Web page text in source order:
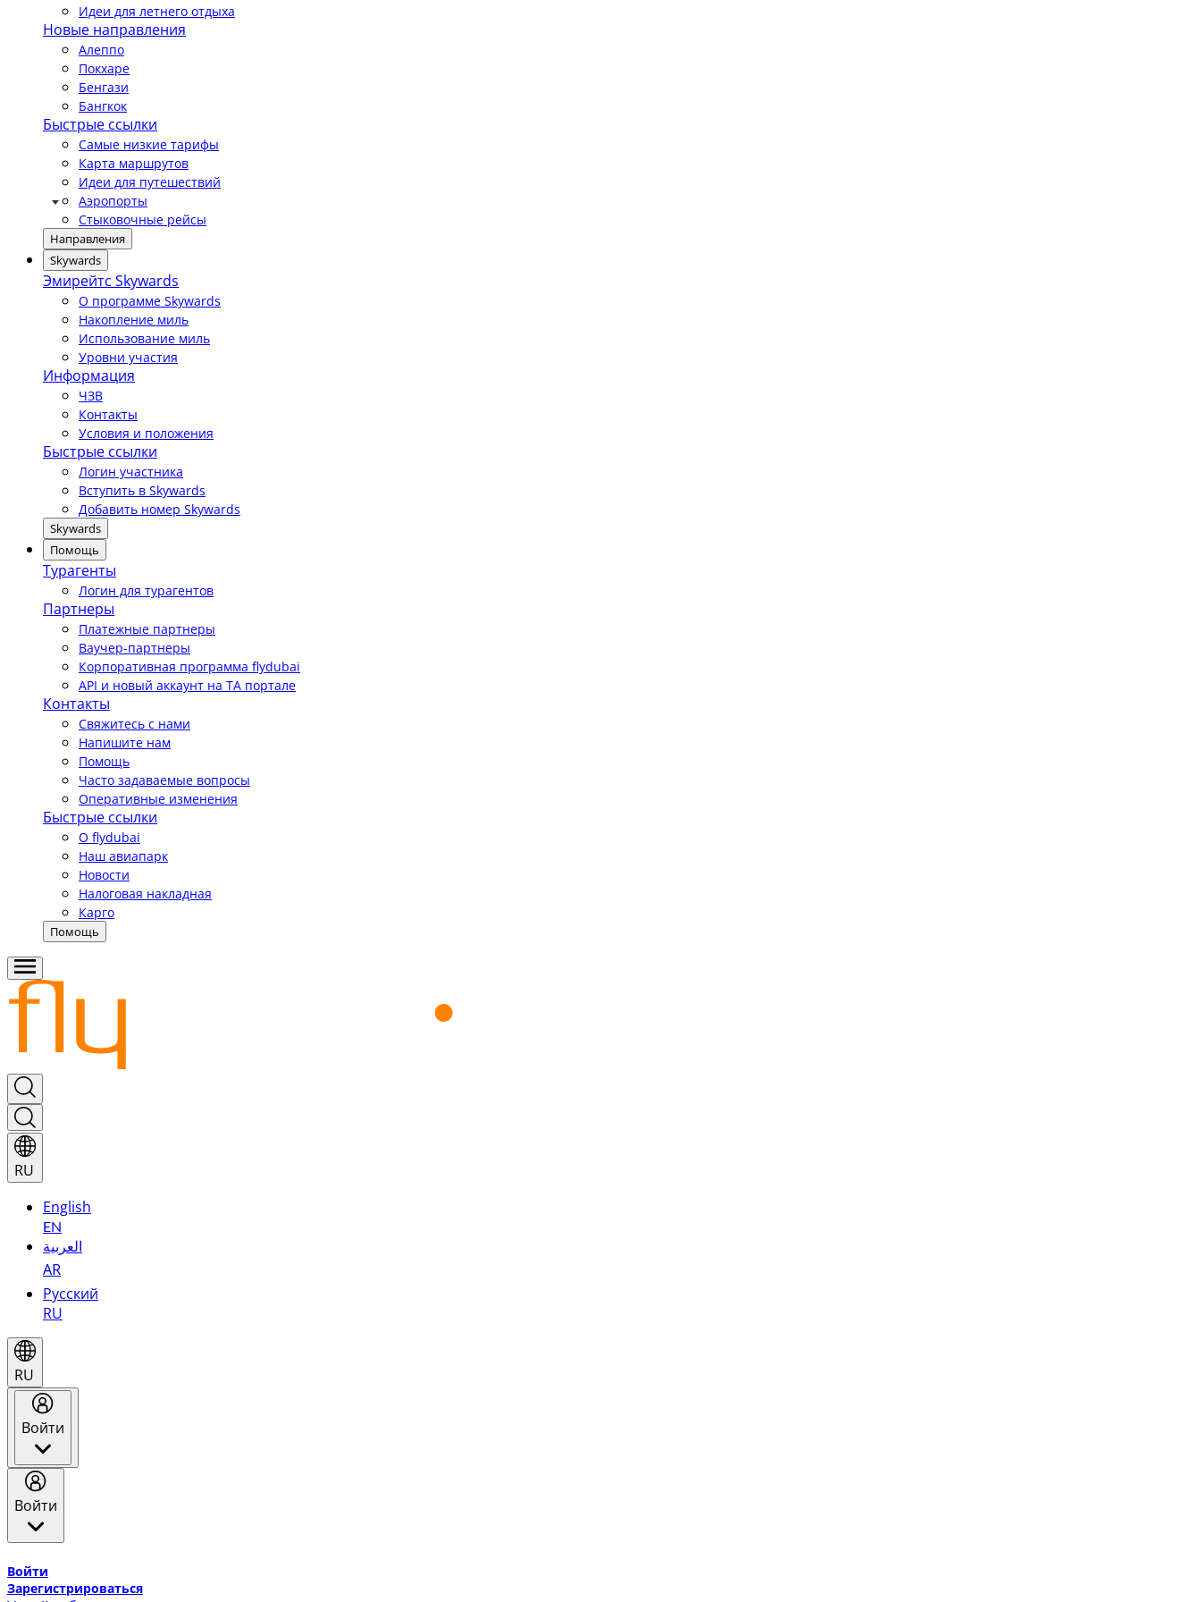
Идеи для летнего отдыха
Новые направления
Алеппо
Покхаре
Бенгази
Бангкок
Быстрые ссылки
Самые низкие тарифы
Карта маршрутов
Идеи для путешествий
Аэропорты
Стыковочные рейсы
Направления
Skywards
Эмирейтс Skywards
О программе Skywards
Накопление миль
Использование миль
Уровни участия
Информация
ЧЗВ
Контакты
Условия и положения
Быстрые ссылки
Логин участника
Вступить в Skywards
Добавить номер Skywards
Skywards
Помощь
Турагенты
Логин для турагентов
Партнеры
Платежные партнеры
Ваучер-партнеры
Корпоративная программа flydubai
API и новый аккаунт на TA портале
Контакты
Свяжитесь с нами
Напишите нам
Помощь
Часто задаваемые вопросы
Оперативные изменения
Быстрые ссылки
О flydubai
Наш авиапарк
Новости
Налоговая накладная
Карго
Помощь
RU
English
EN
العربية
AR
Русский
RU
RU
Войти
Войти
Войти
Зарегистрироваться